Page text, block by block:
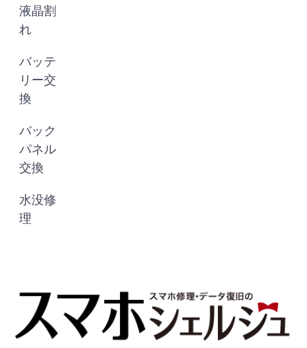
液晶割
れ
バッテ
リー交
換
バック
パネル
交換
水没修
理